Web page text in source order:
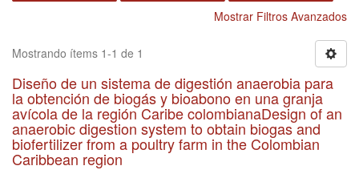
Mostrar Filtros Avanzados
Mostrando ítems 1-1 de 1
Diseño de un sistema de digestión anaerobia para
la obtención de biogás y bioabono en una granja
avícola de la región Caribe colombianaDesign of an
anaerobic digestion system to obtain biogas and
biofertilizer from a poultry farm in the Colombian
Caribbean region